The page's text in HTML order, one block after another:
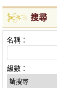
搜尋
名稱：
級數：